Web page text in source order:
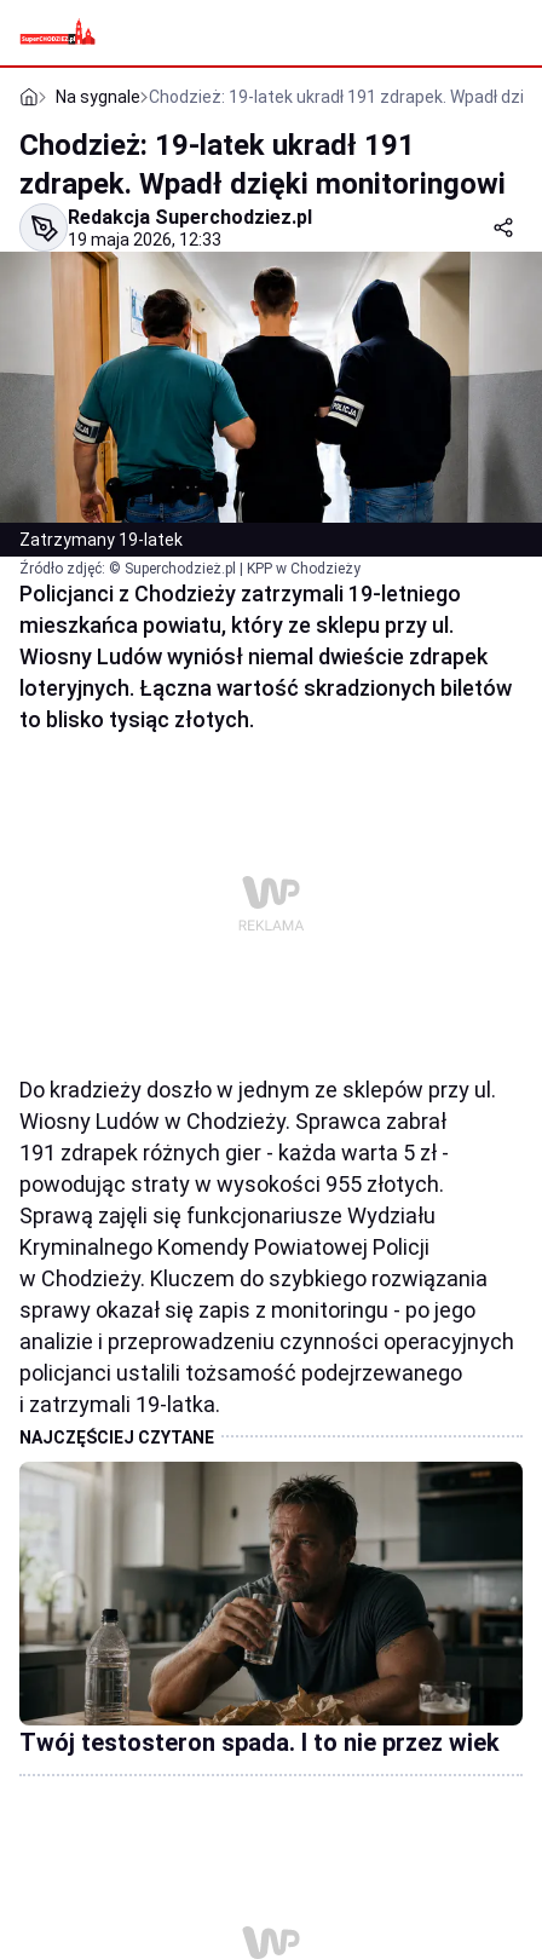
Na sygnale Chodzież: 19-latek ukradł 191 zdrapek. Wpadł
Chodzież: 19-latek ukradł 191
zdrapek. Wpadł dzięki monitoringowi
Redakcja Superchodziez.pl
19 maja 2026, 12:33
Zatrzymany 19-latek
Źródło zdjęć: © Superchodzież.pl | KPP w Chodzieży
Policjanci z Chodzieży zatrzymali 19-letniego
mieszkańca powiatu, który ze sklepu przy ul.
Wiosny Ludów wyniósł niemal dwieście zdrapek
loteryjnych. Łączna wartość skradzionych biletów
to blisko tysiąc złotych.
Do kradzieży doszło w jednym ze sklepów przy ul.
Wiosny Ludów w Chodzieży. Sprawca zabrał
191 zdrapek różnych gier - każda warta 5 zł -
powodując straty w wysokości 955 złotych.
Sprawą zajęli się funkcjonariusze Wydziału
Kryminalnego Komendy Powiatowej Policji
w Chodzieży. Kluczem do szybkiego rozwiązania
sprawy okazał się zapis z monitoringu - po jego
analizie i przeprowadzeniu czynności operacyjnych
policjanci ustalili tożsamość podejrzewanego
i zatrzymali 19-latka.
Twój testosteron spada. I to nie przez wiek